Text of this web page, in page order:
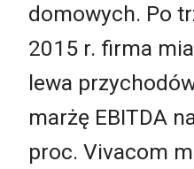
domowych. Po
2015 r. firma
lewa
marżę EBITDA
proc. Vivacom